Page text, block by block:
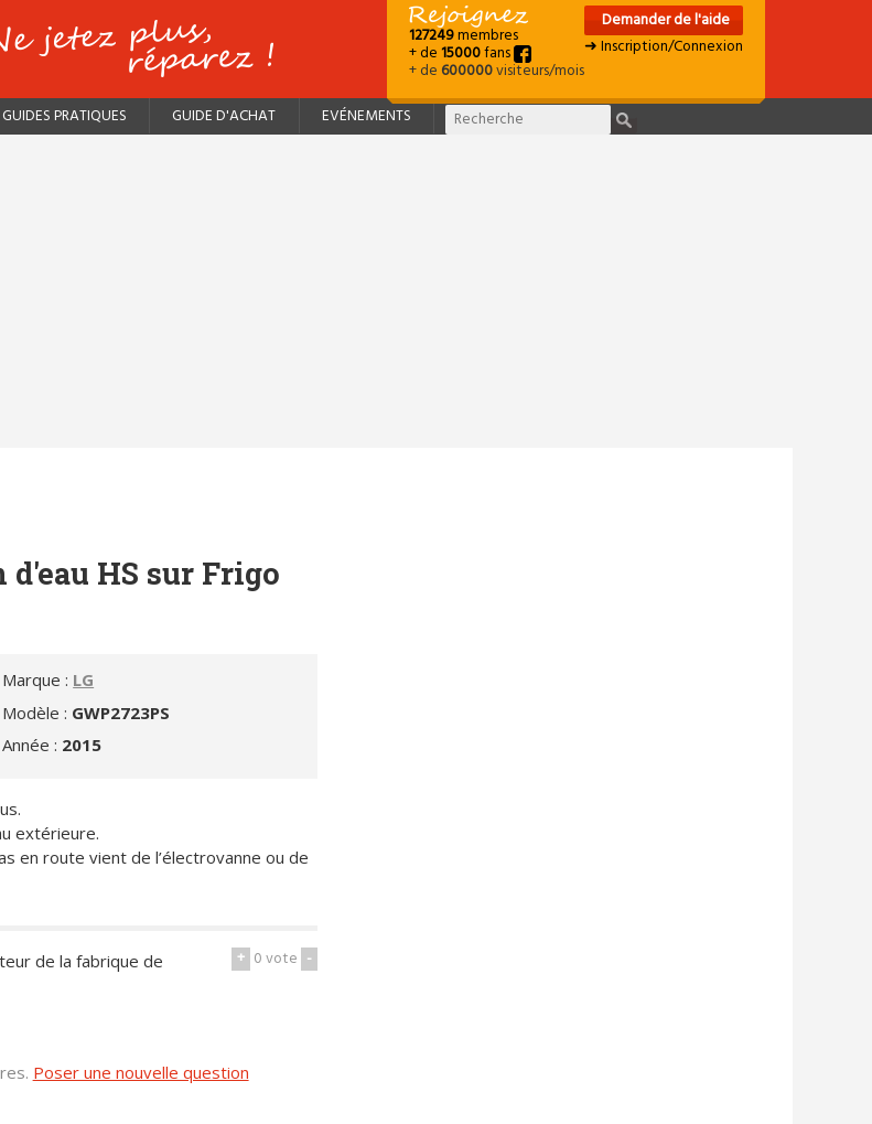
127249membres
+ de15000fans
+ de600000visiteurs/mois
Demander de l'aide
➜ Inscription/Connexion
GUIDES PRATIQUES GUIDE D'ACHAT EVÉNEMENTS
HS sur Frigo
Marque : LG
Modèle : GWP2723PS
Année : 2015
extérieure.
en route vient de l’électrovanne ou de
+ 0vote -
de la fabrique de
Poser une nouvelle question